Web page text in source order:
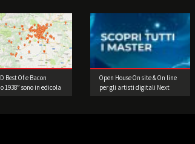
Best Of e Bacon
1938” sono in edicola
Open House On site & On line
per gli artisti digitali Next